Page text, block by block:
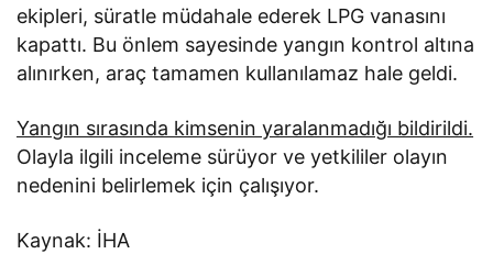
ekipleri, süratle müdahale ederek LPG vanasını
kapattı. Bu önlem sayesinde yangın kontrol altına
alınırken, araç tamamen kullanılamaz hale geldi.
Yangın sırasında kimsenin yaralanmadığı bildirildi.
Olayla ilgili inceleme sürüyor ve yetkililer olayın
nedenini belirlemek için çalışıyor.
Kaynak: İHA